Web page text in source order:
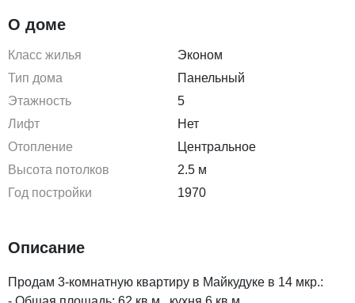
О доме
Класс жилья
Эконом
Тип дома
Панельный
Этажность
5
Лифт
Нет
Отопление
Центральное
Высота потолков
2.5 м
Год постройки
1970
Описание
Продам 3-комнатную квартиру в Майкудуке в 14 мкр.: